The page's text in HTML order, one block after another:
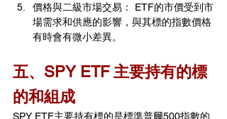
價格與二級市場交易： ETF的市價受到市
場需求和供應的影響，與其標的指數價格
有時會有微小差異。
五、SPY ETF 主要持有的標
的和組成
SPY ETF主要持有標的是標準普爾500指數的